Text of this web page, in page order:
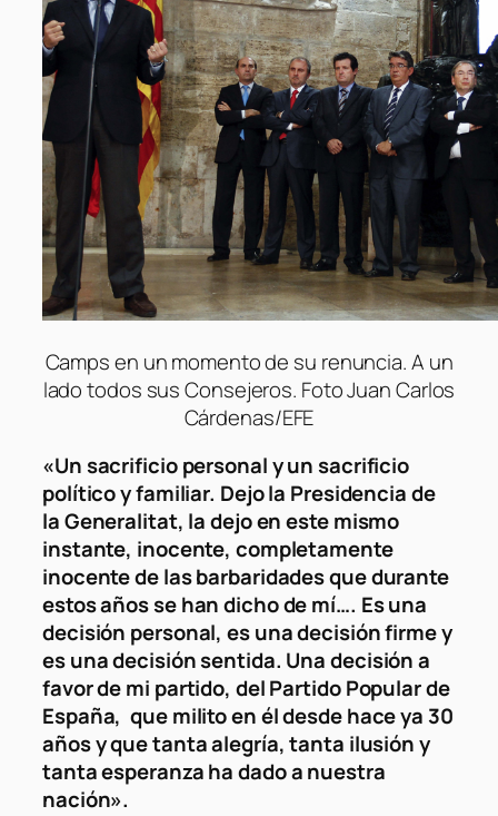
Camps en un momento de su renuncia. A un
lado todos sus Consejeros. Foto Juan Carlos
Cárdenas/EFE
«Un sacrificio personal y un sacrificio
político y familiar. Dejo la Presidencia de
la Generalitat, la dejo en este mismo
instante, inocente, completamente
inocente de las barbaridades que durante
estos años se han dicho de mí…. Es una
decisión personal, es una decisión firme y
es una decisión sentida. Una decisión a
favor de mi partido, del Partido Popular de
España, que milito en él desde hace ya 30
años y que tanta alegría, tanta ilusión y
tanta esperanza ha dado a nuestra
nación».